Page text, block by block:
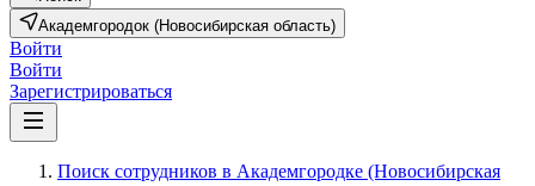
Академгородок (Новосибирская область)
Войти
Войти
Зарегистрироваться
Поиск сотрудников в Академгородке (Новосибирская